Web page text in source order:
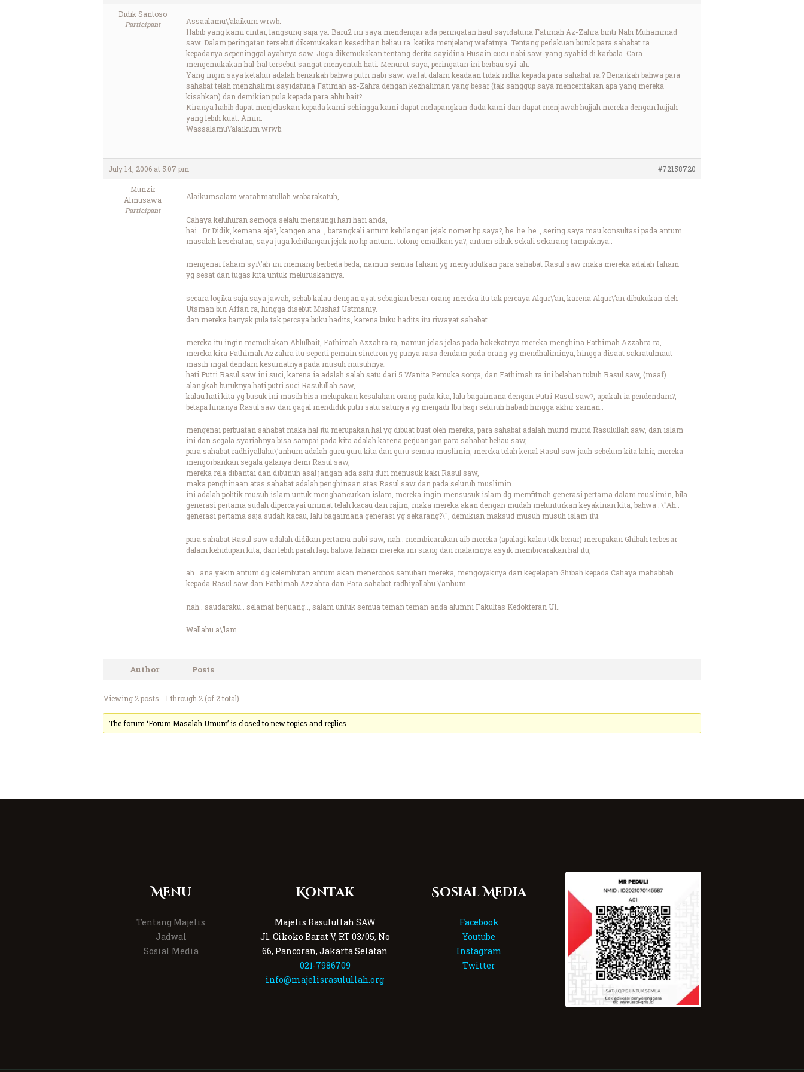
Didik Santoso
Participant
Assaalamu\’alaikum wrwb.
Habib yang kami cintai, langsung saja ya. Baru2 ini saya mendengar ada peringatan haul sayidatuna Fatimah Az-Zahra binti Nabi Muhammad
saw. Dalam peringatan tersebut dikemukakan kesedihan beliau ra. ketika menjelang wafatnya. Tentang perlakuan buruk para sahabat ra.
kepadanya sepeninggal ayahnya saw. Juga dikemukakan tentang derita sayidina Husain cucu nabi saw. yang syahid di karbala. Cara
mengemukakan hal-hal tersebut sangat menyentuh hati. Menurut saya, peringatan ini berbau syi-ah.
Yang ingin saya ketahui adalah benarkah bahwa putri nabi saw. wafat dalam keadaan tidak ridha kepada para sahabat ra.? Benarkah bahwa para
sahabat telah menzhalimi sayidatuna Fatimah az-Zahra dengan kezhaliman yang besar (tak sanggup saya menceritakan apa yang mereka
kisahkan) dan demikian pula kepada para ahlu bait?
Kiranya habib dapat menjelaskan kepada kami sehingga kami dapat melapangkan dada kami dan dapat menjawab hujjah mereka dengan hujjah
yang lebih kuat. Amin.
Wassalamu\’alaikum wrwb.
July 14, 2006 at 5:07 pm #72158720
Munzir
Almusawa
Participant
Alaikumsalam warahmatullah wabarakatuh,
Cahaya keluhuran semoga selalu menaungi hari hari anda,
hai.. Dr Didik, kemana aja?, kangen ana.., barangkali antum kehilangan jejak nomer hp saya?, he..he..he.., sering saya mau konsultasi pada antum
masalah kesehatan, saya juga kehilangan jejak no hp antum.. tolong emailkan ya?, antum sibuk sekali sekarang tampaknya..
mengenai faham syi\’ah ini memang berbeda beda, namun semua faham yg menyudutkan para sahabat Rasul saw maka mereka adalah faham
yg sesat dan tugas kita untuk meluruskannya.
secara logika saja saya jawab, sebab kalau dengan ayat sebagian besar orang mereka itu tak percaya Alqur\’an, karena Alqur\’an dibukukan oleh
Utsman bin Affan ra, hingga disebut Mushaf Ustmaniy.
dan mereka banyak pula tak percaya buku hadits, karena buku hadits itu riwayat sahabat.
mereka itu ingin memuliakan Ahlulbait, Fathimah Azzahra ra, namun jelas jelas pada hakekatnya mereka menghina Fathimah Azzahra ra,
mereka kira Fathimah Azzahra itu seperti pemain sinetron yg punya rasa dendam pada orang yg mendhaliminya, hingga disaat sakratulmaut
masih ingat dendam kesumatnya pada musuh musuhnya.
hati Putri Rasul saw ini suci, karena ia adalah salah satu dari 5 Wanita Pemuka sorga, dan Fathimah ra ini belahan tubuh Rasul saw, (maaf)
alangkah buruknya hati putri suci Rasulullah saw,
kalau hati kita yg busuk ini masih bisa melupakan kesalahan orang pada kita, lalu bagaimana dengan Putri Rasul saw?, apakah ia pendendam?,
betapa hinanya Rasul saw dan gagal mendidik putri satu satunya yg menjadi Ibu bagi seluruh habaib hingga akhir zaman..
mengenai perbuatan sahabat maka hal itu merupakan hal yg dibuat buat oleh mereka, para sahabat adalah murid murid Rasulullah saw, dan islam
ini dan segala syariahnya bisa sampai pada kita adalah karena perjuangan para sahabat beliau saw,
para sahabat radhiyallahu\’anhum adalah guru guru kita dan guru semua muslimin, mereka telah kenal Rasul saw jauh sebelum kita lahir, mereka
mengorbankan segala galanya demi Rasul saw,
mereka rela dibantai dan dibunuh asal jangan ada satu duri menusuk kaki Rasul saw,
maka penghinaan atas sahabat adalah penghinaan atas Rasul saw dan pada seluruh muslimin.
ini adalah politik musuh islam untuk menghancurkan islam, mereka ingin mensusuk islam dg memfitnah generasi pertama dalam muslimin, bila
generasi pertama sudah dipercayai ummat telah kacau dan rajim, maka mereka akan dengan mudah melunturkan keyakinan kita, bahwa : \"Ah..
generasi pertama saja sudah kacau, lalu bagaimana generasi yg sekarang?\", demikian maksud musuh musuh islam itu.
para sahabat Rasul saw adalah didikan pertama nabi saw, nah.. membicarakan aib mereka (apalagi kalau tdk benar) merupakan Ghibah terbesar
dalam kehidupan kita, dan lebih parah lagi bahwa faham mereka ini siang dan malamnya asyik membicarakan hal itu,
ah.. ana yakin antum dg kelembutan antum akan menerobos sanubari mereka, mengoyaknya dari kegelapan Ghibah kepada Cahaya mahabbah
kepada Rasul saw dan Fathimah Azzahra dan Para sahabat radhiyallahu \’anhum.
nah.. saudaraku.. selamat berjuang.., salam untuk semua teman teman anda alumni Fakultas Kedokteran UI..
Wallahu a\’lam.
Author Posts
Viewing 2 posts - 1 through 2 (of 2 total)
The forum ‘Forum Masalah Umum’ is closed to new topics and replies.
Menu
Tentang Majelis
Jadwal
Sosial Media
Kontak
Majelis Rasulullah SAW
Jl. Cikoko Barat V, RT 03/05, No
66, Pancoran, Jakarta Selatan
021-7986709
info@majelisrasulullah.org
Sosial Media
Facebook
Youtube
Instagram
Twitter